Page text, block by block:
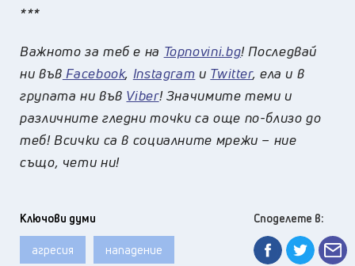
***
Важното за теб е на Topnovini.bg! Последвай
ни във Facebook, Instagram и Twitter, ела и в
групата ни във Viber! Значимите теми и
различните гледни точки са още по-близо до
теб! Всички са в социалните мрежи – ние
също, чети ни!
Ключови думи
агресия нападение
Споделете в: